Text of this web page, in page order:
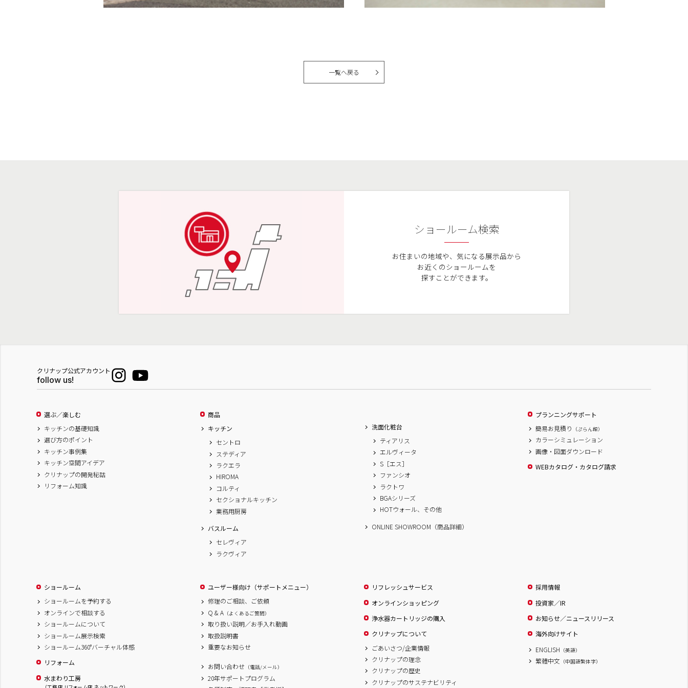
一覧へ戻る
ショールーム検索
お住まいの地域や、 気になる展示品から
お近くのショールームを
探すことができます。
クリナップ公式アカウント
follow us!
選ぶ／楽しむ
キッチンの基礎知識
選び方のポイント
キッチン事例集
キッチン空間アイデア
クリナップの開発秘話
リフォーム知識
商品
キッチン
セントロ
ステディア
ラクエラ
HIROMA
コルティ
セクショナルキッチン
業務用厨房
バスルーム
セレヴィア
ラクヴィア
洗面化粧台
ティアリス
エルヴィータ
S［エス］
ファンシオ
ラクトワ
BGAシリーズ
HOTウォール、その他
ONLINE SHOWROOM（商品詳細）
プランニングサポート
簡易お見積り
（ぷらん館）
カラーシミュレーション
画像・図面ダウンロード
WEBカタログ・カタログ請求
ショールーム
ショールームを予約する
オンラインで相談する
ショールームについて
ショールーム展示検索
ショールーム360°バーチャル体感
リフォーム
水まわり工房
ユーザー様向け（サポートメニュー）
修理のご相談、ご依頼
Q & A （よくあるご質問）
取り扱い説明／お手入れ動画
取扱説明書
重要なお知らせ
お問い合わせ （電話/メール）
20年サポートプログラム
リフレッシュサービス
オンラインショッピング
浄水器カートリッジの購入
クリナップについて
ごあいさつ/企業情報
クリナップの理念
クリナップの歴史
クリナップのサステナビリティ
採用情報
投資家／IR
お知らせ／ニュースリリース
海外向けサイト
ENGLISH （英語）
繁體中文 （中国語繁体字）